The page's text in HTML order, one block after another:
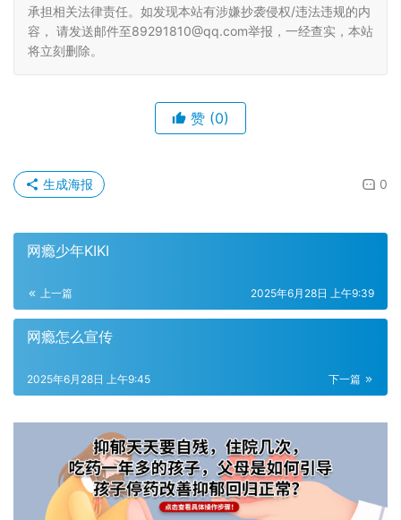
承担相关法律责任。如发现本站有涉嫌抄袭侵权/违法违规的内
容， 请发送邮件至89291810@qq.com举报，一经查实，本站
将立刻删除。
赞 (0)
0
生成海报
网瘾少年KIKI
上一篇 2025年6月28日 上午9:39
网瘾怎么宣传
下一篇
2025年6月28日 上午9:45